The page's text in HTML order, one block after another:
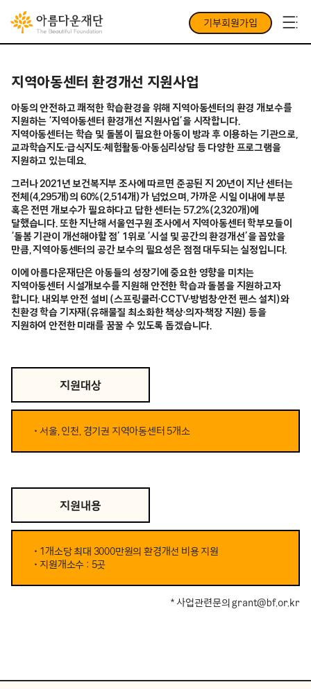
기부회원가입
지역아동센터 환경개선 지원사업
아동의 안전하고 쾌적한 학습환경을 위해 지역아동센터의 환경 개보수를
지원하는 ‘지역아동센터 환경개선 지원사업’을 시작합니다.
지역아동센터는 학습 및 돌봄이 필요한 아동이 방과 후 이용하는 기관으로,
교과학습지도·급식지도·체험활동·아동심리상담 등 다양한 프로그램을
지원하고 있는데요.
그러나 2021년 보건복지부 조사에 따르면 준공된 지 20년이 지난 센터는
전체(4,295개)의 60%(2,514개)가 넘었으며, 가까운 시일 이내에 부분
혹은 전면 개보수가 필요하다고 답한 센터는 57.2%(2,320개)에
달했습니다. 또한 지난해 서울연구원 조사에서 지역아동센터 학부모들이
‘돌봄 기관이 개선해야할 점’ 1위로 ‘시설 및 공간의 환경개선’을 꼽았을
만큼, 지역아동센터의 공간 보수의 필요성은 점점 대두되는 실정입니다.
이에 아름다운재단은 아동들의 성장기에 중요한 영향을 미치는
지역아동센터 시설개보수를 지원해 안전한 학습과 돌봄을 지원하고자
합니다. 내외부 안전 설비 (스프링쿨러·CCTV·방범창·안전 펜스 설치)와
친환경 학습 기자재(유해물질 최소화한 책상·의자·책장 지원) 등을
지원하여 안전한 미래를 꿈꿀 수 있도록 돕겠습니다.
지원대상
• 서울, 인천, 경기권 지역아동센터 5개소
지원내용
• 1개소당 최대 3000만원의 환경개선 비용 지원
• 지원개소수 : 5곳
* 사업관련문의 grant@bf.or.kr